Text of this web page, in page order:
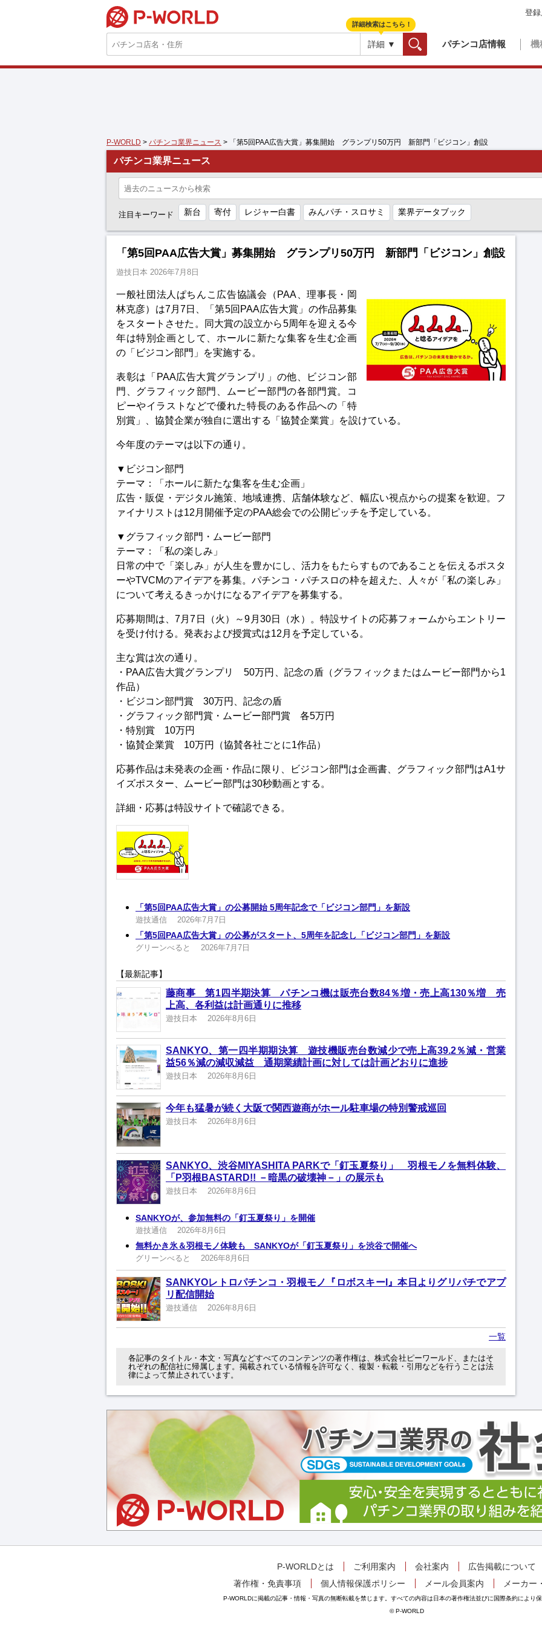
詳細 ▼ パチンコ店情報 機
登
詳細検索はこちら！
P-WORLD > パチンコ業界ニュース > 「第5回PAA広告大賞」募集開始 グランプリ50万円 新部門「ビジコン」創設
パチンコ業界ニュース
注目キーワード 新台 寄付 レジャー白書 みんパチ・スロサミ 業界データブック
「第5回PAA広告大賞」募集開始 グランプリ50万円 新部門「ビジコン」創設
遊技日本 2026年7月8日
一般社団法人ぱちんこ広告協議会（PAA、理事長・岡
林克彦）は7月7日、「第5回PAA広告大賞」の作品募集
をスタートさせた。同大賞の設立から5周年を迎える今
年は特別企画として、ホールに新たな集客を生む企画
の「ビジコン部門」を実施する。
表彰は「PAA広告大賞グランプリ」の他、ビジコン部
門、グラフィック部門、ムービー部門の各部門賞。コ
ピーやイラストなどで優れた特長のある作品への「特
別賞」、協賛企業が独自に選出する「協賛企業賞」を設けている。
今年度のテーマは以下の通り。
▼ビジコン部門
テーマ：「ホールに新たな集客を生む企画」
広告・販促・デジタル施策、地域連携、店舗体験など、幅広い視点からの提案を歓迎。フ
ァイナリストは12月開催予定のPAA総会での公開ピッチを予定している。
▼グラフィック部門・ムービー部門
テーマ：「私の楽しみ」
日常の中で「楽しみ」が人生を豊かにし、活力をもたらすものであることを伝えるポスタ
ーやTVCMのアイデアを募集。パチンコ・パチスロの枠を超えた、人々が「私の楽しみ」
について考えるきっかけになるアイデアを募集する。
応募期間は、7月7日（火）～9月30日（水）。特設サイトの応募フォームからエントリー
を受け付ける。発表および授賞式は12月を予定している。
主な賞は次の通り。
・PAA広告大賞グランプリ 50万円、記念の盾（グラフィックまたはムービー部門から1
作品）
・ビジコン部門賞 30万円、記念の盾
・グラフィック部門賞・ムービー部門賞 各5万円
・特別賞 10万円
・協賛企業賞 10万円（協賛各社ごとに1作品）
応募作品は未発表の企画・作品に限り、ビジコン部門は企画書、グラフィック部門はA1サ
イズポスター、ムービー部門は30秒動画とする。
詳細・応募は特設サイトで確認できる。
「第5回PAA広告大賞」の公募開始 5周年記念で「ビジコン部門」を新設
遊技通信 2026年7月7日
「第5回PAA広告大賞」の公募がスタート、5周年を記念し「ビジコン部門」を新設
グリーンべると 2026年7月7日
【最新記事】
藤商事 第1四半期決算 パチンコ機は販売台数84％増・売上高130％増 売
上高、各利益は計画通りに推移
遊技日本 2026年8月6日
SANKYO、第一四半期期決算 遊技機販売台数減少で売上高39.2％減・営業
益56％減の減収減益 通期業績計画に対しては計画どおりに進捗
遊技日本 2026年8月6日
今年も猛暑が続く大阪で関西遊商がホール駐車場の特別警戒巡回
遊技日本 2026年8月6日
SANKYO、渋谷MIYASHITA PARKで「釘玉夏祭り」 羽根モノを無料体験、
「P羽根BASTARD!! －暗黒の破壊神－」の展示も
遊技日本 2026年8月6日
SANKYOが、参加無料の「釘玉夏祭り」を開催
遊技通信 2026年8月6日
無料かき氷＆羽根モノ体験も SANKYOが「釘玉夏祭り」を渋谷で開催へ
グリーンべると 2026年8月6日
SANKYOレトロパチンコ・羽根モノ『ロボスキーI』本日よりグリパチでアプ
リ配信開始
遊技通信 2026年8月6日
一覧
各記事のタイトル・本文・写真などすべてのコンテンツの著作権は、株式会社ピーワールド、またはそ
れぞれの配信社に帰属します。掲載されている情報を許可なく、複製・転載・引用などを行うことは法
律によって禁止されています。
P-WORLDとは ご利用案内 会社案内
広告掲載について
著作権・免責事項
個人情報保護ポリシー メール会員案内 メーカー
P-WORLDに掲載の記事・情報・写真の無断転載を禁じます。すべての内容は日本の著作権法並びに国際条約により
© P-WORLD